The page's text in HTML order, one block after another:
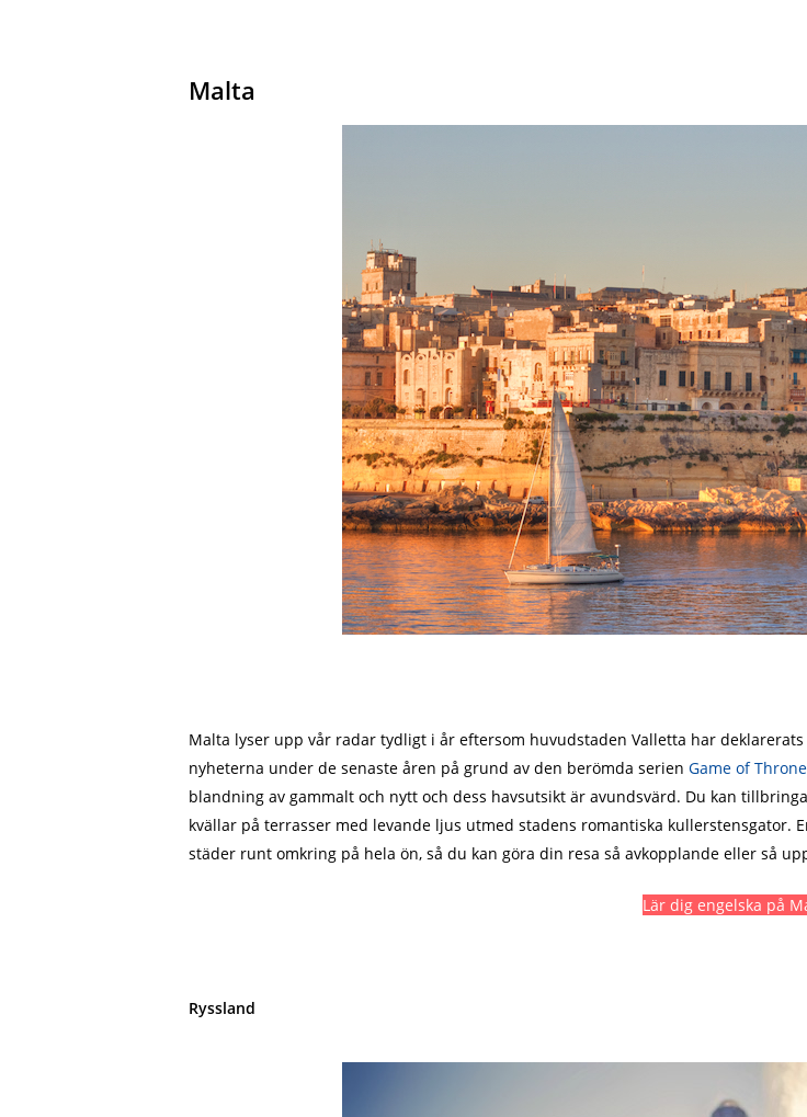
Malta
Malta lyser upp vår radar tydligt i år eftersom huvudstaden Valletta har
nyheterna under de senaste åren på grund av den berömda serien Game of
blandning av gammalt och nytt och dess havsutsikt är avundsvärd. Du kan
kvällar på terrasser med levande ljus utmed stadens romantiska kullerstensgator.
städer runt omkring på hela ön, så du kan göra din resa så avkopplande eller så
Lär dig engelska på
Ryssland